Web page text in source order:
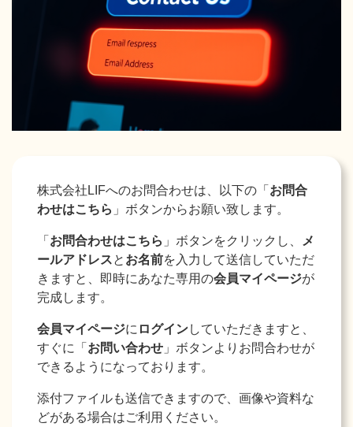
株式会社LIFへのお問合わせは、以下の「 お問合
わせはこちら 」ボタンからお願い致します。
「 お問合わせはこちら 」ボタンをクリックし、
メ
ールアドレスと お名前を入力して送信していただ
きますと、即時にあなた専用の会員マイページが
完成します。
会員マイページに ログインしていただきますと、
すぐに「 お問い合わせ 」ボタンよりお問合わせが
できるようになっております。
添付ファイルも送信できますので、画像や資料な
どがある場合はご利用ください。